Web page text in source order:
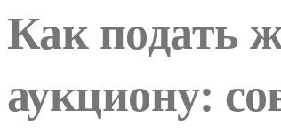
Как подать
аукциону: